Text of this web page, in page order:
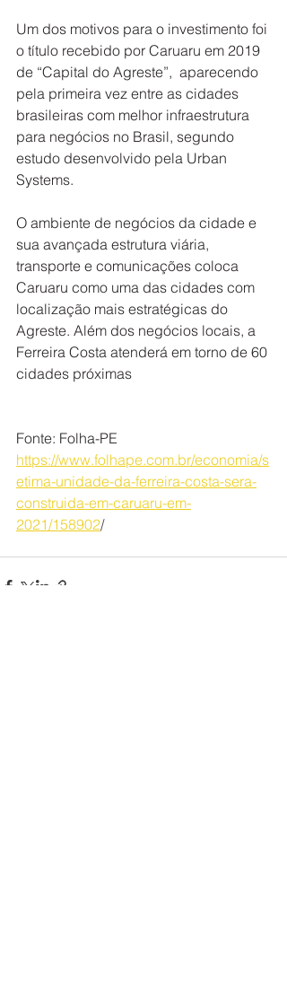
Um dos motivos para o investimento foi
o título recebido por Caruaru em 2019
de “Capital do Agreste”,  aparecendo
pela primeira vez entre as cidades
brasileiras com melhor infraestrutura
para negócios no Brasil, segundo
estudo desenvolvido pela Urban
Systems.
O ambiente de negócios da cidade e
sua avançada estrutura viária,
transporte e comunicações coloca
Caruaru como uma das cidades com
localização mais estratégicas do
Agreste. Além dos negócios locais, a
Ferreira Costa atenderá em torno de 60
cidades próximas
Fonte: Folha-PE
https://www.folhape.com.br/economia/s
etima-unidade-da-ferreira-costa-sera-
construida-em-caruaru-em-
2021/158902/